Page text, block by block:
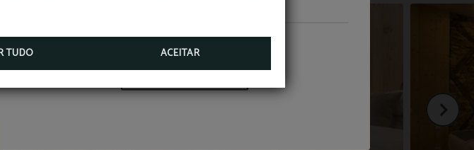
TUDO ACEITAR
RESERVAR